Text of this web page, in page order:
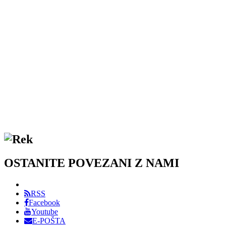
OSTANITE POVEZANI Z NAMI
RSS
Facebook
Youtube
E-POŠTA